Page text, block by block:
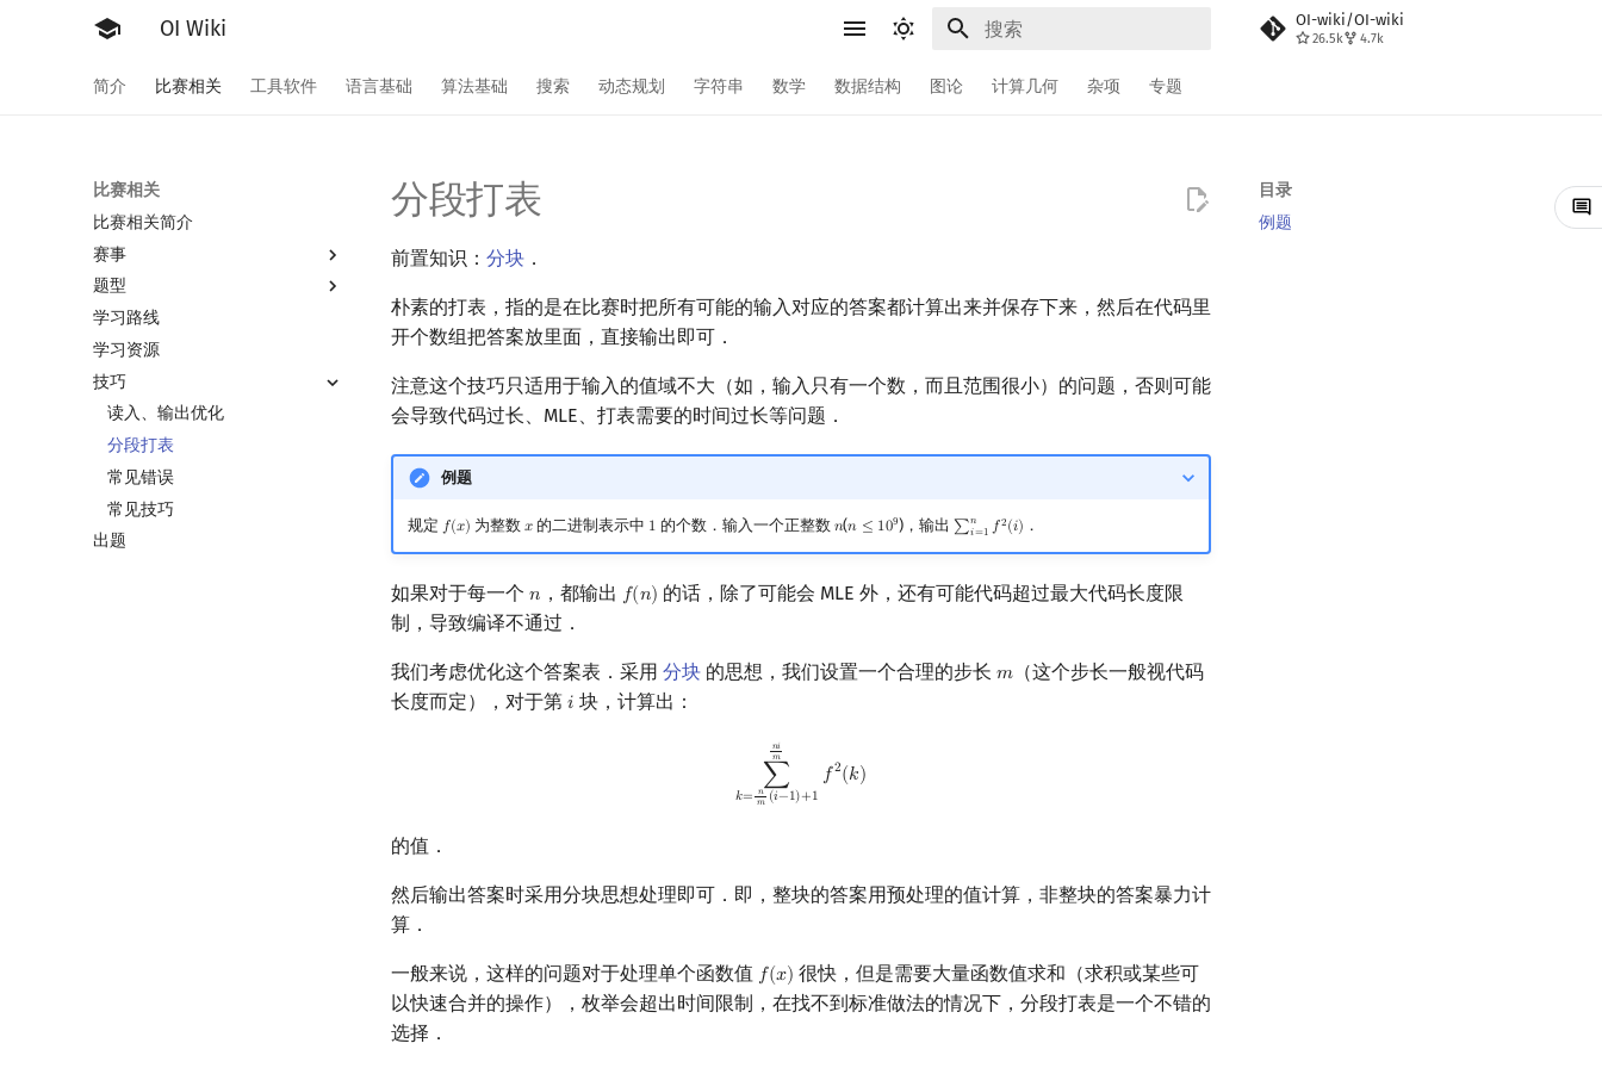
OI Wiki OI-wiki/OI-wiki
26.5k 4.7k
简介 比赛相关 工具软件 语言基础 算法基础 搜索 动态规划 字符串 数学 数据结构 图论 计算几何 杂项 专题
比赛相关
比赛相关简介
赛事
OI 赛事与赛制
ICPC/CCPC 赛事与赛制
题型
题型概述
交互题
学习路线
学习资源
技巧
读入、输出优化
分段打表
常见错误
常见技巧
出题
目录
例题
分段打表
前置知识： 分块 ．
朴素的打表，指的是在比赛时把所有可能的输入对应的答案都计算出来并保存下来，然后在代码里
开个数组把答案放里面，直接输出即可．
注意这个技巧只适用于输入的值域不大（如，输入只有一个数，而且范围很小）的问题，否则可能
会导致代码过长、MLE、打表需要的时间过长等问题．
例题
规定 𝑓(𝑥)
f(x) 为整数 𝑥
x 的二进制表示中 1
1 的个数．输入一个正整数 𝑛
n(𝑛 ≤ 109
n ≤109 )，输出∑𝑛
𝑖=1 𝑓2(𝑖)
∑i=1n f2(i) ．
如果对于每一个 𝑛
n ，都输出 𝑓(𝑛)
f(n)
的话，除了可能会 MLE 外，还有可能代码超过最大代码长度限
制，导致编译不通过．
我们考虑优化这个答案表．采用 分块 的思想，我们设置一个合理的步长 𝑚
m （这个步长一般视代码
长度而定），对于第 𝑖
i 块，计算出：
𝑛𝑖
𝑚
∑
𝑘= 𝑛
𝑚 (𝑖−1)+1
𝑓2(𝑘)
(i−
的值．
然后输出答案时采用分块思想处理即可．即，整块的答案用预处理的值计算，非整块的答案暴力计
算．
一般来说，这样的问题对于处理单个函数值 𝑓(𝑥)
f(x) 很快，但是需要大量函数值求和（求积或某些可
以快速合并的操作），枚举会超出时间限制，在找不到标准做法的情况下，分段打表是一个不错的
选择．